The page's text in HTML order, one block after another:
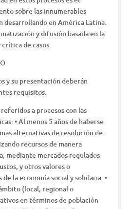
sobre las innumerables
desarrollando en América Latina.
y difusión basada en la
de casos.
y su presentación deberán
requisitos:
a procesos con las
• Al menos 5 años de haberse
alternativas de resolución de
recursos de manera
mediante mercados regulados
y otros valores o
la economía social y solidaria. •
(local, regional o
en términos de población